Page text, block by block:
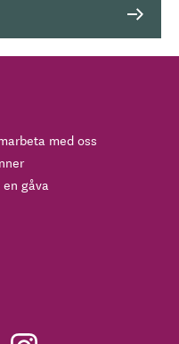
med oss
en gåva